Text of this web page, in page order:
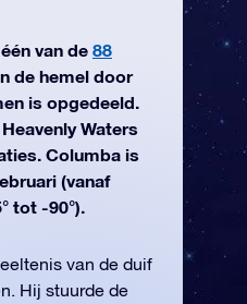
van de 88
de hemel door
is opgedeeld.
Waters
Columba is
(vanaf
tot -90°).
van de duif
Hij stuurde de